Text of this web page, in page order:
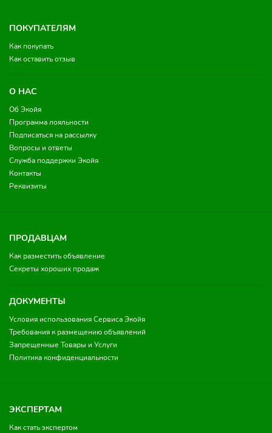
ПОКУПАТЕЛЯМ
Как покупать
Как оставить отзыв
О НАС
Об Экойя
Программа лояльности
Подписаться на рассылку
Вопросы и ответы
Служба поддержки Экойя
Контакты
Реквизиты
ПРОДАВЦАМ
Как разместить объявление
Секреты хороших продаж
ДОКУМЕНТЫ
Условия использования Сервиса Экойя
Требования к размещению объявлений
Запрещенные Товары и Услуги
Политика конфиденциальности
ЭКСПЕРТАМ
Как стать экспертом